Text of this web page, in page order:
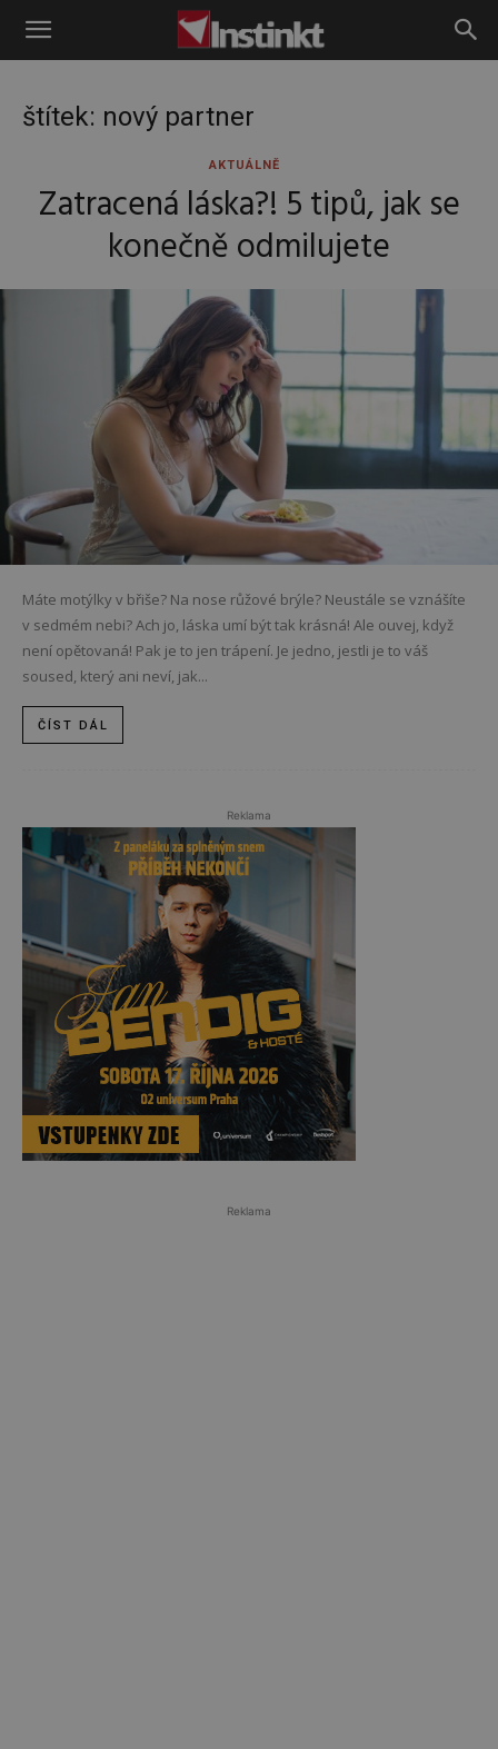
Instinkt
štítek: nový partner
AKTUÁLNĚ
Zatracená láska?! 5 tipů, jak se
konečně odmilujete
Máte motýlky v břiše? Na nose růžové brýle? Neustále se vznášíte
v sedmém nebi? Ach jo, láska umí být tak krásná! Ale ouvej, když
není opětovaná! Pak je to jen trápení. Je jedno, jestli je to váš
soused, který ani neví, jak...
ČÍST DÁL
Reklama
Reklama